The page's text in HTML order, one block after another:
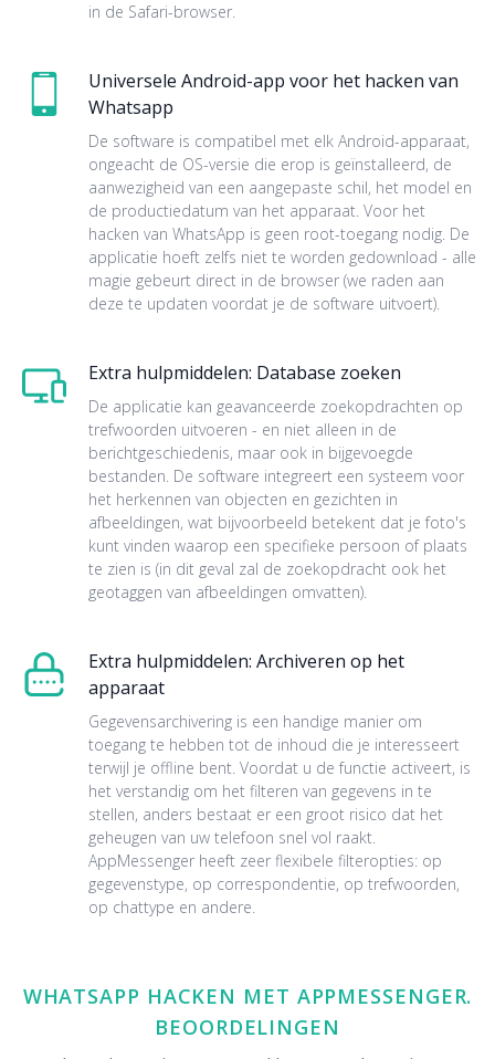
in de Safari-browser.
Universele Android-app voor het hacken van
Whatsapp
De software is compatibel met elk Android-apparaat,
ongeacht de OS-versie die erop is geïnstalleerd, de
aanwezigheid van een aangepaste schil, het model en
de productiedatum van het apparaat. Voor het
hacken van WhatsApp is geen root-toegang nodig. De
applicatie hoeft zelfs niet te worden gedownload - alle
magie gebeurt direct in de browser (we raden aan
deze te updaten voordat je de software uitvoert).
Extra hulpmiddelen: Database zoeken
De applicatie kan geavanceerde zoekopdrachten op
trefwoorden uitvoeren - en niet alleen in de
berichtgeschiedenis, maar ook in bijgevoegde
bestanden. De software integreert een systeem voor
het herkennen van objecten en gezichten in
afbeeldingen, wat bijvoorbeeld betekent dat je foto's
kunt vinden waarop een specifieke persoon of plaats
te zien is (in dit geval zal de zoekopdracht ook het
geotaggen van afbeeldingen omvatten).
Extra hulpmiddelen: Archiveren op het
apparaat
Gegevensarchivering is een handige manier om
toegang te hebben tot de inhoud die je interesseert
terwijl je offline bent. Voordat u de functie activeert, is
het verstandig om het filteren van gegevens in te
stellen, anders bestaat er een groot risico dat het
geheugen van uw telefoon snel vol raakt.
AppMessenger heeft zeer flexibele filteropties: op
gegevenstype, op correspondentie, op trefwoorden,
op chattype en andere.
WHATSAPP HACKEN MET APPMESSENGER.
BEOORDELINGEN